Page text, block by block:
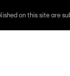
on this site are